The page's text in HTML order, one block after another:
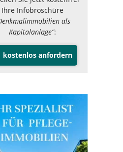
Ihre Infobroschüre
als
Kapitalanlage”:
kostenlos anfordern